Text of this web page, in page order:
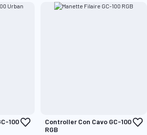
100
AggiungiController Con Cavo GC-100
RGB